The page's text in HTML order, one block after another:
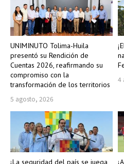
UNIMINUTO Tolima-Huila
presentó su Rendición de
Cuentas 2026, reafirmando su
compromiso con la
transformación de los territorios
5 agosto, 2026
4
¡La seguridad del país se juega